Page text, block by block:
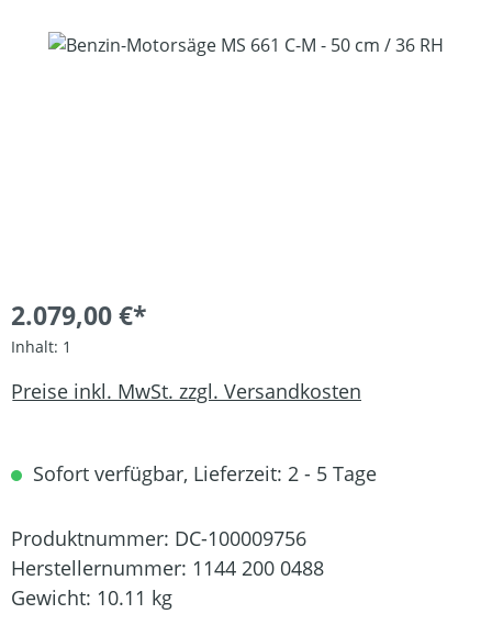
Bildergalerie überspringen
2.079,00 €*
Inhalt: 1
Preise inkl. MwSt. zzgl. Versandkosten
Sofort verfügbar, Lieferzeit: 2 - 5 Tage
Produktnummer: DC-100009756
Herstellernummer: 1144 200 0488
Gewicht: 10.11 kg